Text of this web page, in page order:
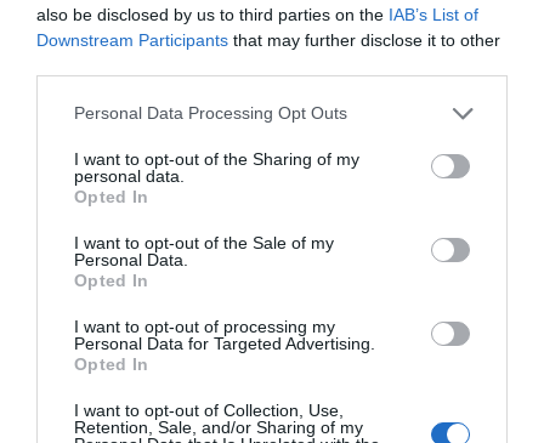
also be disclosed by us to third parties on the IAB’s List of
Downstream Participants that may further disclose it to other
Personal Data Processing Opt Outs
I want to opt-out of the Sharing of my
personal data.
Opted In
I want to opt-out of the Sale of my
Personal Data.
Opted In
I want to opt-out of processing my
Personal Data for Targeted Advertising.
Opted In
I want to opt-out of Collection, Use,
Retention, Sale, and/or Sharing of my